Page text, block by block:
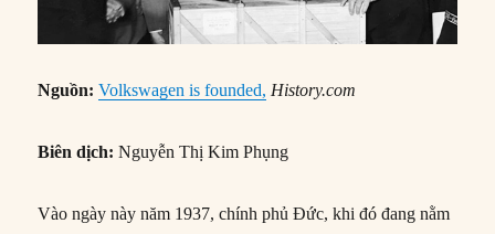
Nguồn: Volkswagen is founded, History.com
Biên dịch: Nguyễn Thị Kim Phụng
Vào ngày này năm 1937, chính phủ Đức, khi đó đang nằm